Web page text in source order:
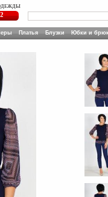
Платья Блузки Юбки и